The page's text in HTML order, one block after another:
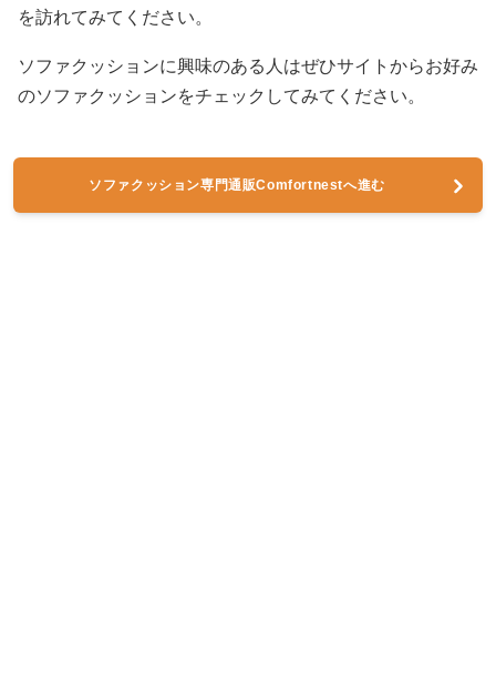
を訪れてみてください。
ソファクッションに興味のある人はぜひサイトからお好み
のソファクッションをチェックしてみてください。
ソファクッション専門通販Comfortnestへ進む